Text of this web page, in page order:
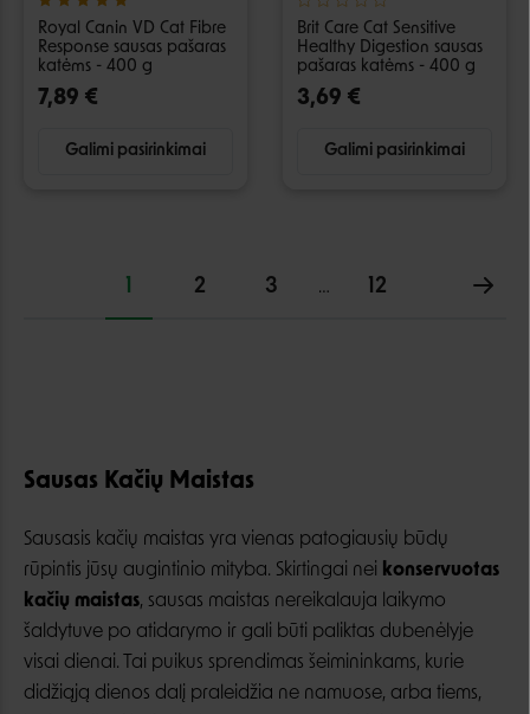
Royal Canin VD Cat Fibre
Response sausas pašaras
katėms - 400 g
7,89 €
Galimi pasirinkimai
Brit Care Cat Sensitive
Healthy Digestion sausas
pašaras katėms - 400 g
3,69 €
Galimi pasirinkimai
1 2 3 … 12
Sausas Kačių Maistas
Sausasis kačių maistas yra vienas patogiausių būdų
rūpintis jūsų augintinio mityba. Skirtingai nei konservuotas
kačių maistas, sausas maistas nereikalauja laikymo
šaldytuve po atidarymo ir gali būti paliktas dubenėlyje
visai dienai. Tai puikus sprendimas šeimininkams, kurie
didžiąją dienos dalį praleidžia ne namuose, arba tiems,